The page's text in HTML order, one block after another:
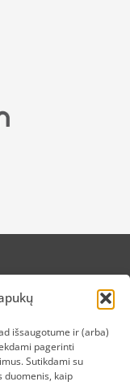
išsaugotume ir (arba)
pagerinti
Sutikdami su
duomenis, kaip